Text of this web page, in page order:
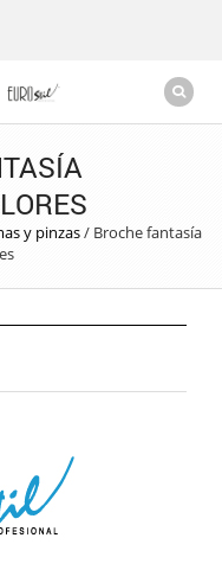
y pinzas/ Broche fantasía